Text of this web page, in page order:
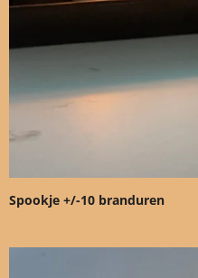
Spookje +/-10 branduren